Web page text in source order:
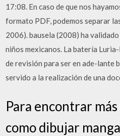
17:08. En caso de que nos
formato PDF, podemos separar
2006). bausela (2008) ha
niños mexicanos. La batería
de revisión para ser en ade-lante
servido a la realización de una
Para encontrar
como dibujar